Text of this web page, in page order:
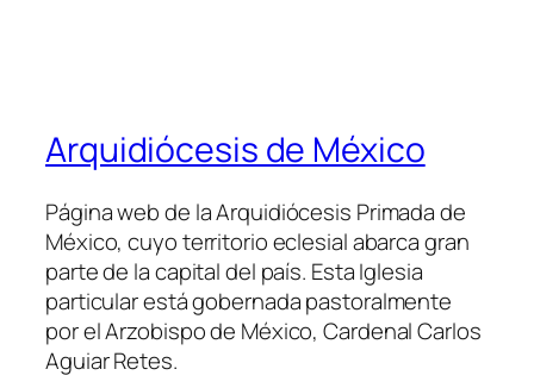
Arquidiócesis de México
Página web de la Arquidiócesis Primada de
México, cuyo territorio eclesial abarca gran
parte de la capital del país. Esta Iglesia
particular está gobernada pastoralmente
por el Arzobispo de México, Cardenal Carlos
Aguiar Retes.